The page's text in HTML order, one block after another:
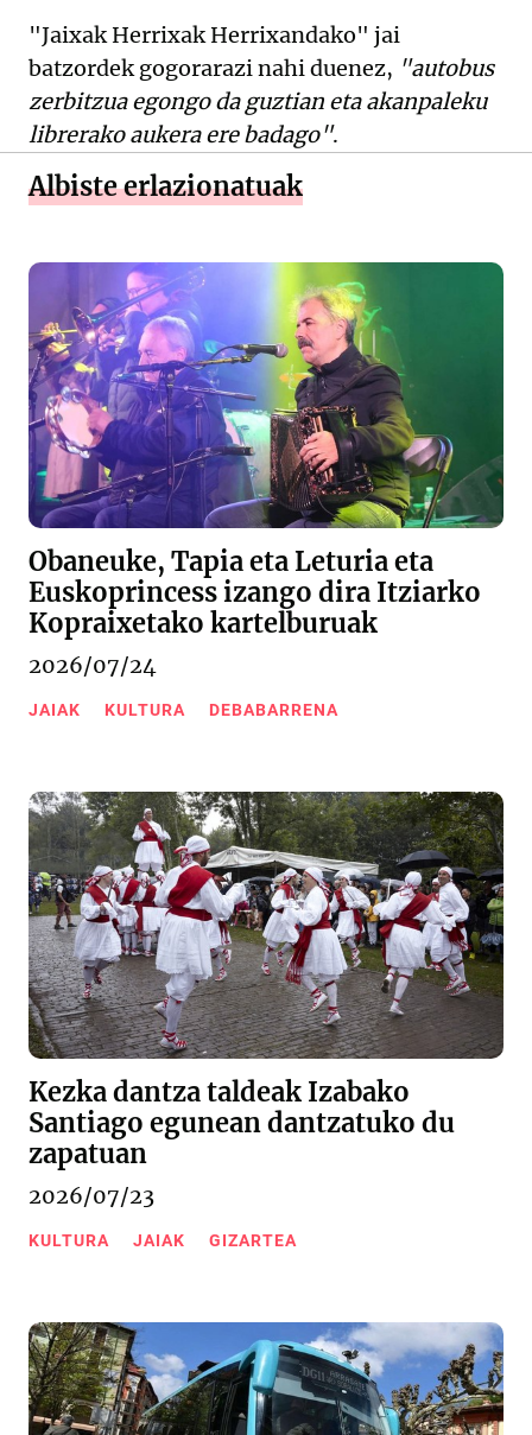
"Jaixak Herrixak Herrixandako" jai
batzordek gogorarazi nahi duenez, "autobus
zerbitzua egongo da guztian eta akanpaleku
librerako aukera ere badago".
Albiste erlazionatuak
Obaneuke, Tapia eta Leturia eta
Euskoprincess izango dira Itziarko
Kopraixetako kartelburuak
2026/07/24
JAIAK KULTURA DEBABARRENA
Kezka dantza taldeak Izabako
Santiago egunean dantzatuko du
zapatuan
2026/07/23
KULTURA JAIAK GIZARTEA